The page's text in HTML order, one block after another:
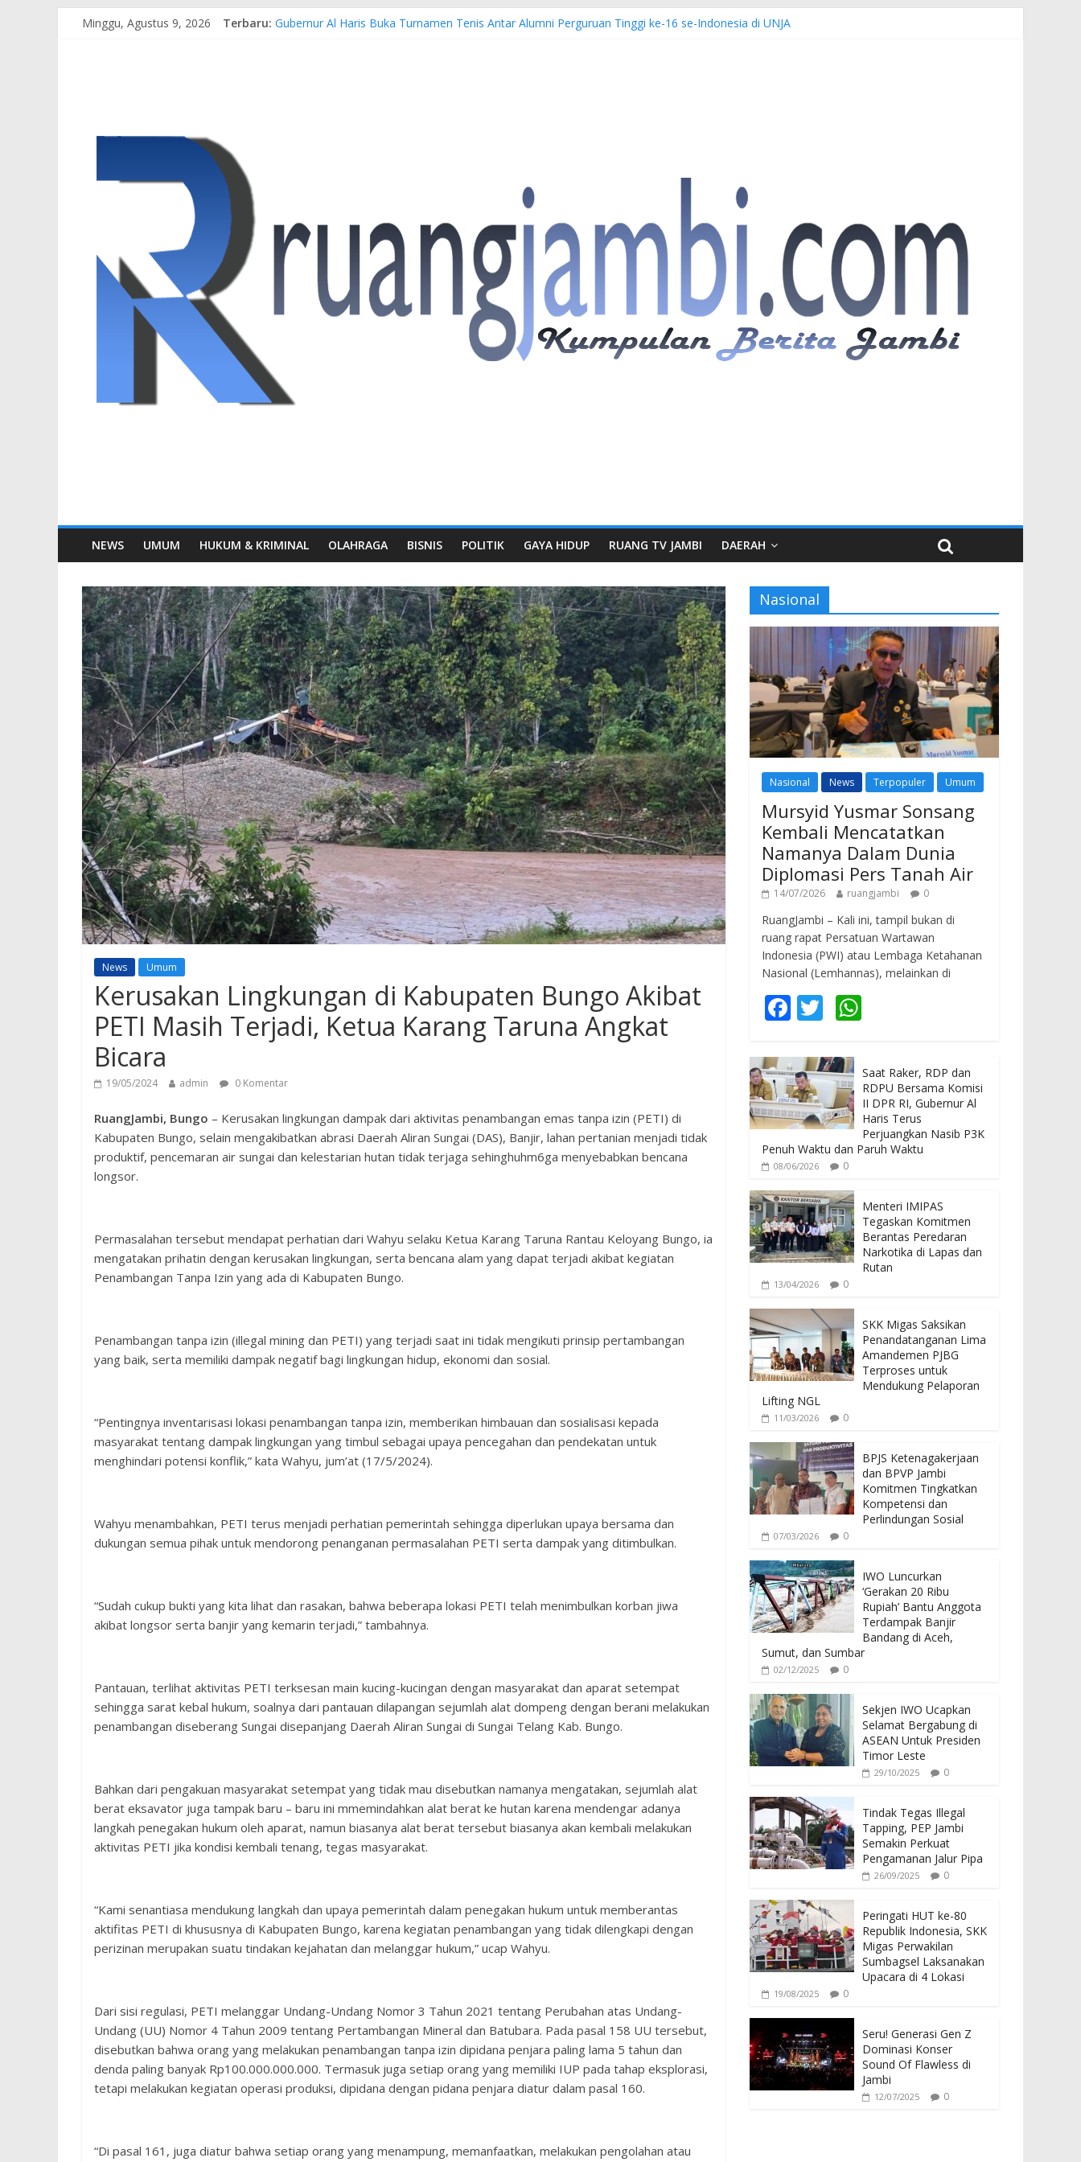
Minggu, Agustus 9, 2026 Terbaru: Gubernur Al Haris Buka Turnamen Tenis Antar Alumni Perguruan Tinggi ke-16 se-Indonesia di UNJA
NEWS UMUM HUKUM & KRIMINAL OLAHRAGA BISNIS POLITIK GAYA HIDUP RUANG TV JAMBI DAERAH
News Umum
Kerusakan Lingkungan di Kabupaten Bungo Akibat
PETI Masih Terjadi, Ketua Karang Taruna Angkat
Bicara
19/05/2024 admin 0 Komentar
RuangJambi, Bungo – Kerusakan lingkungan dampak dari aktivitas penambangan emas tanpa izin (PETI) di
Kabupaten Bungo, selain mengakibatkan abrasi Daerah Aliran Sungai (DAS), Banjir, lahan pertanian menjadi tidak
produktif, pencemaran air sungai dan kelestarian hutan tidak terjaga sehinghuhm6ga menyebabkan bencana
longsor.
Permasalahan tersebut mendapat perhatian dari Wahyu selaku Ketua Karang Taruna Rantau Keloyang Bungo, ia
mengatakan prihatin dengan kerusakan lingkungan, serta bencana alam yang dapat terjadi akibat kegiatan
Penambangan Tanpa Izin yang ada di Kabupaten Bungo.
Penambangan tanpa izin (illegal mining dan PETI) yang terjadi saat ini tidak mengikuti prinsip pertambangan
yang baik, serta memiliki dampak negatif bagi lingkungan hidup, ekonomi dan sosial.
“Pentingnya inventarisasi lokasi penambangan tanpa izin, memberikan himbauan dan sosialisasi kepada
masyarakat tentang dampak lingkungan yang timbul sebagai upaya pencegahan dan pendekatan untuk
menghindari potensi konflik,” kata Wahyu, jum’at (17/5/2024).
Wahyu menambahkan, PETI terus menjadi perhatian pemerintah sehingga diperlukan upaya bersama dan
dukungan semua pihak untuk mendorong penanganan permasalahan PETI serta dampak yang ditimbulkan.
“Sudah cukup bukti yang kita lihat dan rasakan, bahwa beberapa lokasi PETI telah menimbulkan korban jiwa
akibat longsor serta banjir yang kemarin terjadi,” tambahnya.
Pantauan, terlihat aktivitas PETI terksesan main kucing-kucingan dengan masyarakat dan aparat setempat
sehingga sarat kebal hukum, soalnya dari pantauan dilapangan sejumlah alat dompeng dengan berani melakukan
penambangan diseberang Sungai disepanjang Daerah Aliran Sungai di Sungai Telang Kab. Bungo.
Bahkan dari pengakuan masyarakat setempat yang tidak mau disebutkan namanya mengatakan, sejumlah alat
berat eksavator juga tampak baru – baru ini mmemindahkan alat berat ke hutan karena mendengar adanya
langkah penegakan hukum oleh aparat, namun biasanya alat berat tersebut biasanya akan kembali melakukan
aktivitas PETI jika kondisi kembali tenang, tegas masyarakat.
“Kami senantiasa mendukung langkah dan upaya pemerintah dalam penegakan hukum untuk memberantas
aktifitas PETI di khususnya di Kabupaten Bungo, karena kegiatan penambangan yang tidak dilengkapi dengan
perizinan merupakan suatu tindakan kejahatan dan melanggar hukum,” ucap Wahyu.
Dari sisi regulasi, PETI melanggar Undang-Undang Nomor 3 Tahun 2021 tentang Perubahan atas Undang-
Undang (UU) Nomor 4 Tahun 2009 tentang Pertambangan Mineral dan Batubara. Pada pasal 158 UU tersebut,
disebutkan bahwa orang yang melakukan penambangan tanpa izin dipidana penjara paling lama 5 tahun dan
denda paling banyak Rp100.000.000.000. Termasuk juga setiap orang yang memiliki IUP pada tahap eksplorasi,
tetapi melakukan kegiatan operasi produksi, dipidana dengan pidana penjara diatur dalam pasal 160.
“Di pasal 161, juga diatur bahwa setiap orang yang menampung, memanfaatkan, melakukan pengolahan atau
Nasional
Nasional News Terpopuler Umum
Mursyid Yusmar Sonsang
Kembali Mencatatkan
Namanya Dalam Dunia
Diplomasi Pers Tanah Air
14/07/2026 ruangjambi 0
RuangJambi – Kali ini, tampil bukan di
ruang rapat Persatuan Wartawan
Indonesia (PWI) atau Lembaga Ketahanan
Nasional (Lemhannas), melainkan di
F
e
b
o
o
k
T
itt
er s
A
p
p
Saat Raker, RDP dan
RDPU Bersama Komisi
II DPR RI, Gubernur Al
Haris Terus
Perjuangkan Nasib P3K
Penuh Waktu dan Paruh Waktu
08/06/2026 0
Menteri IMIPAS
Tegaskan Komitmen
Berantas Peredaran
Narkotika di Lapas dan
Rutan
13/04/2026 0
SKK Migas Saksikan
Penandatanganan Lima
Amandemen PJBG
Terproses untuk
Mendukung Pelaporan
Lifting NGL
11/03/2026 0
BPJS Ketenagakerjaan
dan BPVP Jambi
Komitmen Tingkatkan
Kompetensi dan
Perlindungan Sosial
07/03/2026 0
IWO Luncurkan
‘Gerakan 20 Ribu
Rupiah’ Bantu Anggota
Terdampak Banjir
Bandang di Aceh,
Sumut, dan Sumbar
02/12/2025 0
Sekjen IWO Ucapkan
Selamat Bergabung di
ASEAN Untuk Presiden
Timor Leste
29/10/2025 0
Tindak Tegas Illegal
Tapping, PEP Jambi
Semakin Perkuat
Pengamanan Jalur Pipa
26/09/2025 0
Peringati HUT ke-80
Republik Indonesia, SKK
Migas Perwakilan
Sumbagsel Laksanakan
Upacara di 4 Lokasi
19/08/2025 0
Seru! Generasi Gen Z
Dominasi Konser
Sound Of Flawless di
Jambi
12/07/2025 0